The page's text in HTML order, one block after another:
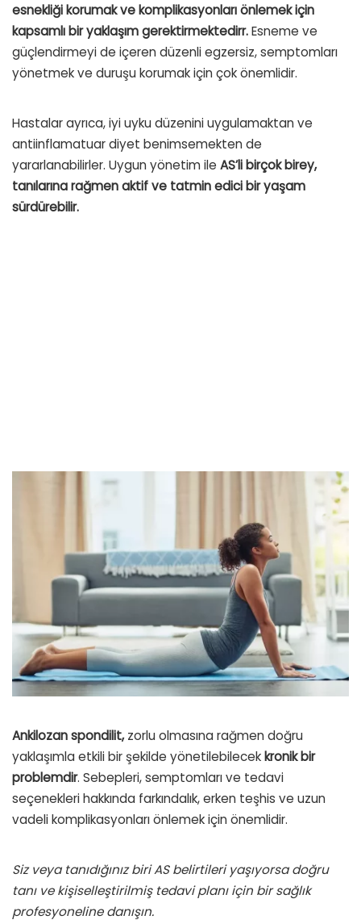
esnekliği korumak ve komplikasyonları önlemek için
kapsamlı bir yaklaşım gerektirmektedirr.Esneme ve
güçlendirmeyi de içeren düzenli egzersiz, semptomları
yönetmek ve duruşu korumak için çok önemlidir.
Hastalar ayrıca, iyi uyku düzenini uygulamaktan ve
antiinflamatuar diyet benimsemekten de
yararlanabilirler. Uygun yönetim ile AS’li birçok birey,
tanılarına rağmen aktif ve tatmin edici bir yaşam
sürdürebilir.
Ankilozan spondilit,zorlu olmasına rağmen doğru
yaklaşımla etkili bir şekilde yönetilebilecek kronik bir
problemdir. Sebepleri, semptomları ve tedavi
seçenekleri hakkında farkındalık, erken teşhis ve uzun
vadeli komplikasyonları önlemek için önemlidir.
Siz veya tanıdığınız biri AS belirtileri yaşıyorsa doğru
tanı ve kişiselleştirilmiş tedavi planı için bir sağlık
profesyoneline danışın.